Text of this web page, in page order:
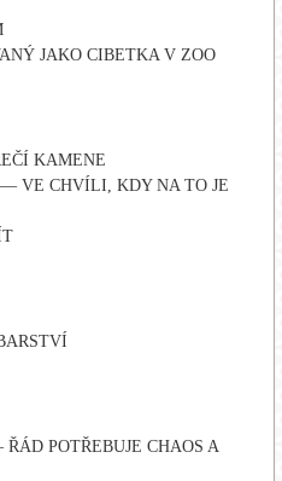
JAKO CIBETKA V ZOO
KAMENE
— VE CHVÍLI, KDY NA TO JE
POTŘEBUJE CHAOS A